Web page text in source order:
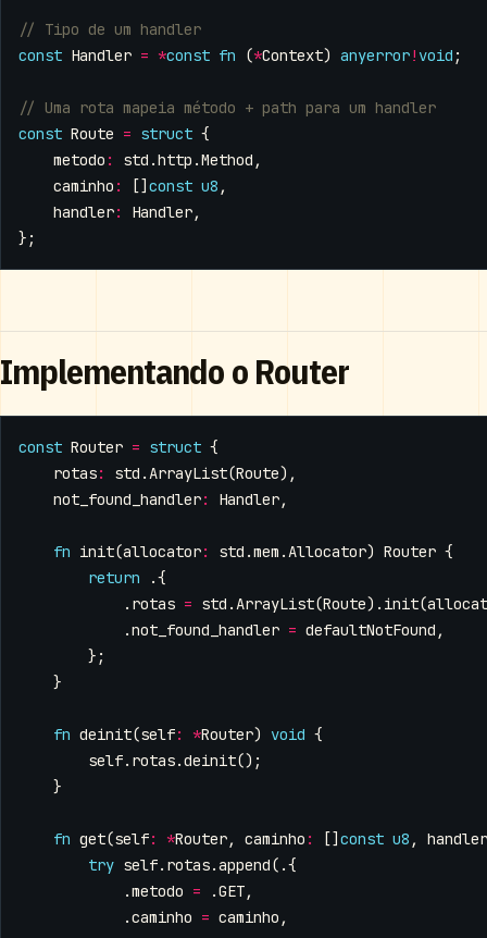
const Handler = *const fn (*Context) anyerror! void ;
const Route = struct {
metodo : std .http .Method ,
caminho : [] const u8 ,
handler: Handler,
};
Implementando o Router
const Router = struct {
rotas: std .ArrayList(Route),
not_found_handler: Handler,
fn init(allocator: std .mem .Allocator) Router {
return
.{
. rotas = std .ArrayList(Route). init(
.not_found_handler = defaultNotFound ,
};
}
fn deinit(self: *Router) void {
self. rotas.deinit();
}
fn get(self: *Router, caminho : [] const u8 ,
handler
try self. rotas.append(.{
.metodo = .GET,
.caminho = caminho ,